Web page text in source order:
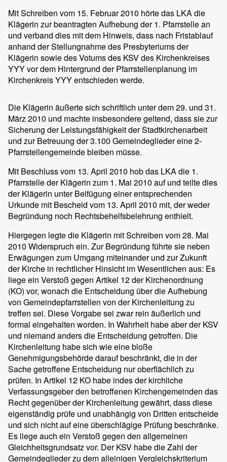
Mit Schreiben vom 15. Februar 2010 hörte das LKA die
Klägerin zur beantragten Aufhebung der 1. Pfarrstelle an
und verband dies mit dem Hinweis, dass nach Fristablauf
anhand der Stellungnahme des Presbyteriums der
Klägerin sowie des Votums des KSV des Kirchenkreises
YYY vor dem Hintergrund der Pfarrstellenplanung im
Kirchenkreis YYY entschieden werde.
Die Klägerin äußerte sich schriftlich unter dem 29. und 31.
März 2010 und machte insbesondere geltend, dass sie zur
Sicherung der Leistungsfähigkeit der Stadtkirchenarbeit
und zur Betreuung der 3.100 Gemeindeglieder eine 2-
Pfarrstellengemeinde bleiben müsse.
Mit Beschluss vom 13. April 2010 hob das LKA die 1.
Pfarrstelle der Klägerin zum 1. Mai 2010 auf und teilte dies
der Klägerin unter Beifügung einer entsprechenden
Urkunde mit Bescheid vom 13. April 2010 mit, der weder
Begründung noch Rechtsbehelfsbelehrung enthielt.
Hiergegen legte die Klägerin mit Schreiben vom 28. Mai
2010 Widerspruch ein. Zur Begründung führte sie neben
Erwägungen zum Umgang miteinander und zur Zukunft
der Kirche in rechtlicher Hinsicht im Wesentlichen aus: Es
liege ein Verstoß gegen Artikel 12 der Kirchenordnung
(KO) vor, wonach die Entscheidung über die Aufhebung
von Gemeindepfarrstellen von der Kirchenleitung zu
treffen sei. Diese Vorgabe sei zwar rein äußerlich und
formal eingehalten worden. In Wahrheit habe aber der KSV
und niemand anders die Entscheidung getroffen. Die
Kirchenleitung habe sich wie eine bloße
Genehmigungsbehörde darauf beschränkt, die in der
Sache getroffene Entscheidung nur oberflächlich zu
prüfen. In Artikel 12 KO habe indes der kirchliche
Verfassungsgeber den betroffenen Kirchengemeinden das
Recht gegenüber der Kirchenleitung gewährt, dass diese
eigenständig prüfe und unabhängig von Dritten entscheide
und sich nicht auf eine überschlägige Prüfung beschränke.
Es liege auch ein Verstoß gegen den allgemeinen
Gleichheitsgrundsatz vor. Der KSV habe die Zahl der
Gemeindeglieder zu dem alleinigen Vergleichskriterium